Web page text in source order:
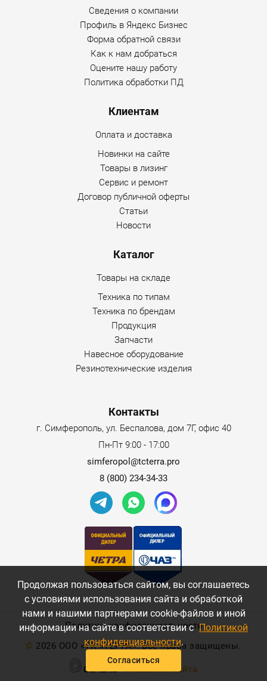
Сведения о компании
Профиль в Яндекс Бизнес
Форма обратной связи
Как к нам добраться
Оцените нашу работу
Политика обработки ПД
Клиентам
Оплата и доставка
Новинки на сайте
Товары в лизинг
Сервис и ремонт
Договор публичной оферты
Статьи
Новости
Каталог
Товары на складе
Техника по типам
Техника по брендам
Продукция
Запчасти
Навесное оборудование
Резинотехнические изделия
Контакты
г. Симферополь, ул. Беспалова, дом 7Г, офис 40
Пн-Пт 9:00 - 17:00
simferopol@tcterra.pro
8 (800) 234-34-33
© 2026 ООО «ТК «ТЕРРА». Все права защищены.
Политика конфиденциальности
Создание сайта
Продолжая пользоваться сайтом, вы соглашаетесь
с условиями использования сайта и обработкой
нами и нашими партнерами cookie-файлов и иной
информации на сайте в соответствии с Политикой
конфиденциальности.
Согласиться